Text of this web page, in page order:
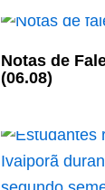
Notas de
(06.08)